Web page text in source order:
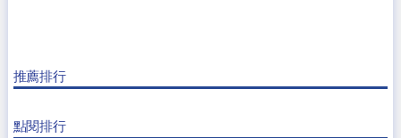
推薦排行
點閱排行